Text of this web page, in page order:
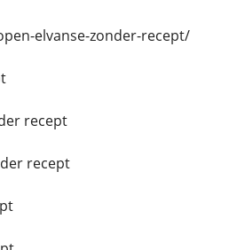
elvanse-zonder-recept/
recept
recept